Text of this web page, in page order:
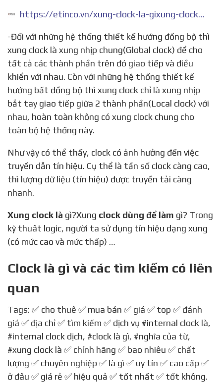
https://etinco.vn/xung-clock-la-gixung-clock-dung-de-lam-gi/
-Đối với những hệ thống thiết kế hướng đồng bộ thì
xung clock là xung nhịp chung(Global clock) để cho
tất cả các thành phần trên đó giao tiếp và điều
khiển với nhau. Còn với những hệ thống thiết kế
hướng bất đồng bộ thì xung clock chỉ là xung nhịp
bắt tay giao tiếp giữa 2 thành phần(Local clock) với
nhau, hoàn toàn không có xung clock chung cho
toàn bộ hệ thống này.
Như vậy có thể thấy, clock có ảnh hưởng đến việc
truyền dẫn tín hiệu. Cụ thể là tần số clock càng cao,
thì lượng dữ liệu (tín hiệu) được truyền tải càng
nhanh.
Xung clock là gì?Xung clock dùng để làm gì? Trong
kỹ thuât logic, người ta sử dụng tín hiệu dạng xung
(có mức cao và mức thấp) …
Clock là gì và các tìm kiếm có liên
quan
Tags: ✅ cho thuê ✅ mua bán ✅ giá ✅ top ✅ đánh
giá ✅ địa chỉ ✅ tìm kiếm ✅ dịch vụ #internal clock là,
#internal clock dịch, #clock là gì, #nghĩa của từ,
#xung clock là ✅ chính hãng ✅ bao nhiêu ✅ chất
lượng ✅ chuyên nghiệp ✅ là gì ✅ uy tín ✅ cao cấp ✅
ở đâu ✅ giá rẻ ✅ hiệu quả ✅ tốt nhất ✅ tốt không.